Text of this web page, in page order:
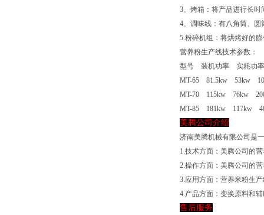
3、烤箱：将产品进行长
4、调味线：有八角筒、
5.粉碎机组：将烘烤好的
营养粉生产线技术参数：
型号 装机功率 实耗功
MT-65 81.5kw 53kw
MT-70 115kw 76kw
MT-85 181kw 117kw
美腾公司介绍
济南美腾机械有限公司是
1.技术方面：美腾公司的
2.操作方面：美腾公司的
3.应用方面：营养米粉生
4.产品方面：变换原料和
售后服务